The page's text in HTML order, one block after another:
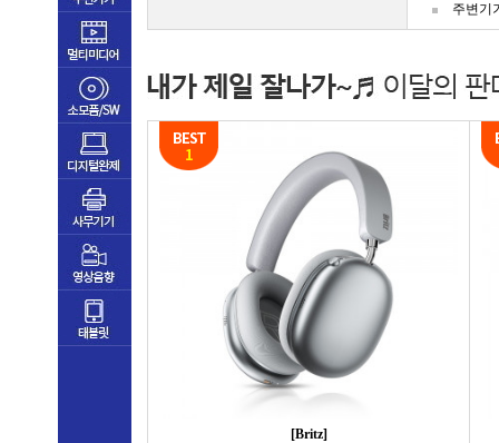
주변기
[Britz]